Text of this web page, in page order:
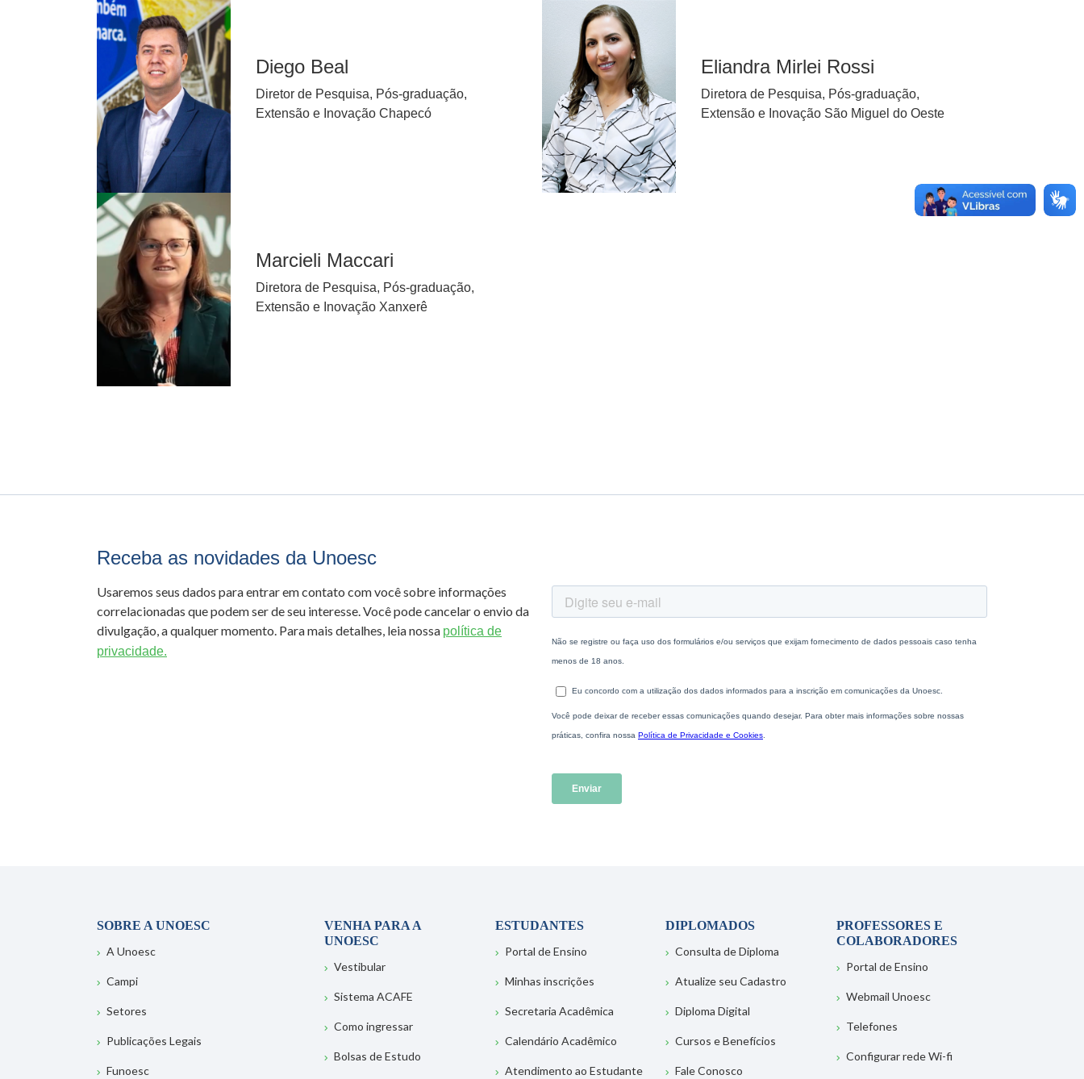
Diego Beal
Diretor de Pesquisa, Pós-graduação,
Extensão e Inovação Chapecó
Eliandra Mirlei Rossi
Diretora de Pesquisa, Pós-graduação,
Extensão e Inovação São Miguel do Oeste
Marcieli Maccari
Diretora de Pesquisa, Pós-graduação,
Extensão e Inovação Xanxerê
Receba as novidades da Unoesc
Usaremos seus dados para entrar em contato com você sobre informações
correlacionadas que podem ser de seu interesse. Você pode cancelar o envio da
divulgação, a qualquer momento. Para mais detalhes, leia nossa política de
privacidade.
SOBRE A UNOESC
A Unoesc
Campi
Setores
Publicações Legais
Funoesc
VENHA PARA A
UNOESC
Vestibular
Sistema ACAFE
Como ingressar
Bolsas de Estudo
ESTUDANTES
Portal de Ensino
Minhas inscrições
Secretaria Acadêmica
Calendário Acadêmico
Atendimento ao Estudante
DIPLOMADOS
Consulta de Diploma
Atualize seu Cadastro
Diploma Digital
Cursos e Benefícios
Fale Conosco
PROFESSORES E
COLABORADORES
Portal de Ensino
Webmail Unoesc
Telefones
Configurar rede Wi-fi